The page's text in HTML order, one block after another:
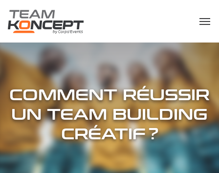
COMMENT RÉUSSIR
UN TEAM BUILDING
CRÉATIF ?